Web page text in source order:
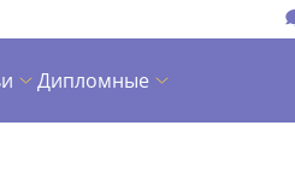
Дипломные